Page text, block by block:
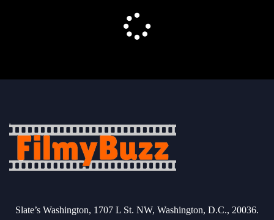
Slate’s Washington, 1707 L St. NW, Washington, D.C., 20036.